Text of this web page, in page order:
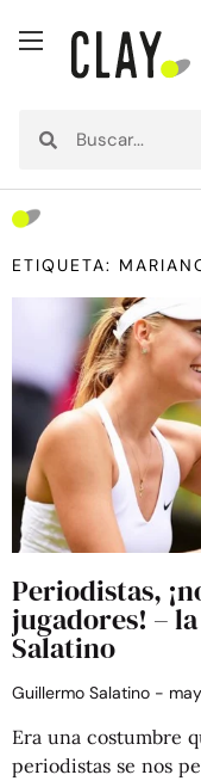
ETIQUETA:
Periodistas,
jugadores! –
Salatino
Guillermo Salatino
Era una costumbre
periodistas se nos